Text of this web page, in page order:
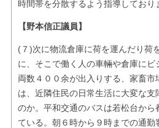
時間帯を分散するよう指導しており
【野本信正議員】
(７)次に物流倉庫に荷を運んだり荷
に、そこで働く人の車輛や倉庫に
両数４００余が出入りする、家畜
は、近隣住民の日常生活に大変な支
のか。平和交通のバスは若松台から
ている。朝６時から９時までの通勤